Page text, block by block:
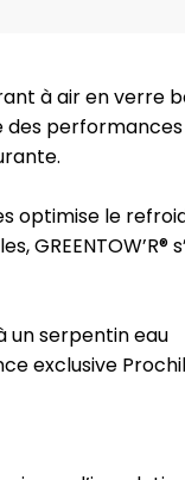
à air en verre
des
optimise le
un serpentin eau
exclusive